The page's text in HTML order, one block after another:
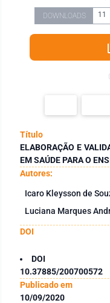
DOWNLOADS 11
Título
ELABORAÇÃO E
EM SAÚDE PARA O
Autores:
Icaro Kleysson de
Luciana Marques
DOI
DOI
10.37885/200700572
Publicado em
10/09/2020